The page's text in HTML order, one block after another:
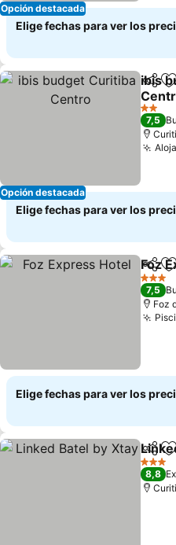
Opción destacada
Elige fechas para ver los
Opción destacada
ibis
Ver
2
7,5
Elige fechas para ver los
Foz
3
7,5
Foz
Elige fechas para ver los
3
8,8